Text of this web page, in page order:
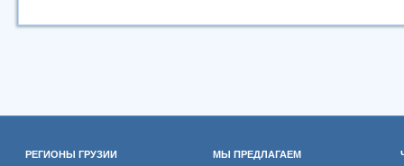
РЕГИОНЫ ГРУЗИИ МЫ ПРЕДЛАГАЕМ